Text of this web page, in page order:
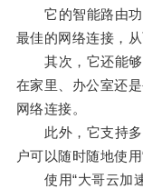
它的智能路由功
最佳的网络连接，
其次，它还能够
在家里、办公室还
网络连接。
此外，它支持多
户可以随时随地使
使用“大哥云加速